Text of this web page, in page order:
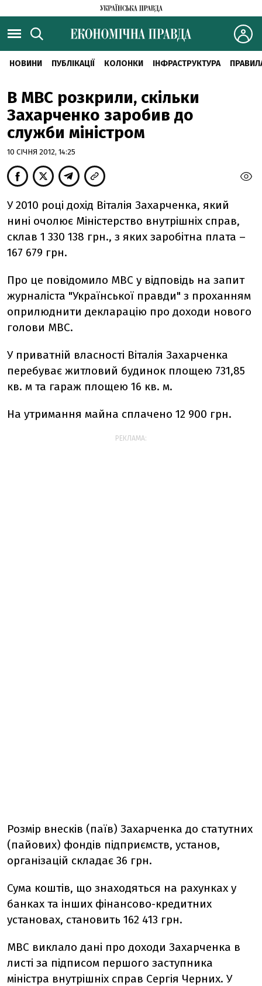
НОВИНИ ПУБЛІКАЦІЇ КОЛОНКИ ІНФРАСТРУКТУРА
В МВС розкрили, скільки
Захарченко заробив до
служби міністром
10 СІЧНЯ 2012, 14:25
У 2010 році дохід Віталія Захарченка, який
нині очолює Міністерство внутрішніх справ,
склав 1 330 138 грн., з яких заробітна плата –
167 679 грн.
Про це повідомило МВС у відповідь на запит
журналіста "Української правди" з проханням
оприлюднити декларацію про доходи нового
голови МВС.
У приватній власності Віталія Захарченка
перебуває житловий будинок площею 731,85
кв. м та гараж площею 16 кв. м.
На утримання майна сплачено 12 900 грн.
РЕКЛАМА:
Розмір внесків (паїв) Захарченка до статутних
(пайових) фондів підприємств, установ,
організацій складає 36 грн.
Сума коштів, що знаходяться на рахунках у
банках та інших фінансово-кредитних
установах, становить 162 413 грн.
МВС виклало дані про доходи Захарченка в
листі за підписом першого заступника
міністра внутрішніх справ Сергія Черних. У